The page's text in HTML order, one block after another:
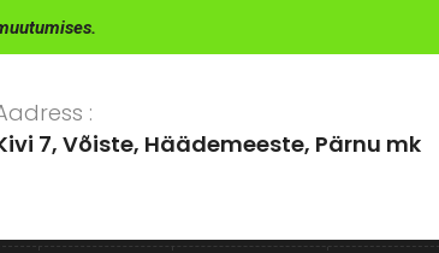
:
7, Võiste, Häädemeeste, Pärnu mk